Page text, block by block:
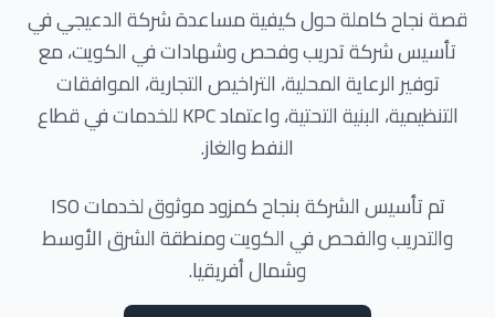
قصة نجاح كاملة حول كيفية مساعدة شركة الدعيجي في
تأسيس شركة تدريب وفحص وشهادات في الكويت، مع
توفير الرعاية المحلية، التراخيص التجارية، الموافقات
التنظيمية، البنية التحتية، واعتماد KPC للخدمات في قطاع
النفط والغاز.
تم تأسيس الشركة بنجاح كمزود موثوق لخدمات ISO
والتدريب والفحص في الكويت ومنطقة الشرق الأوسط
وشمال أفريقيا.